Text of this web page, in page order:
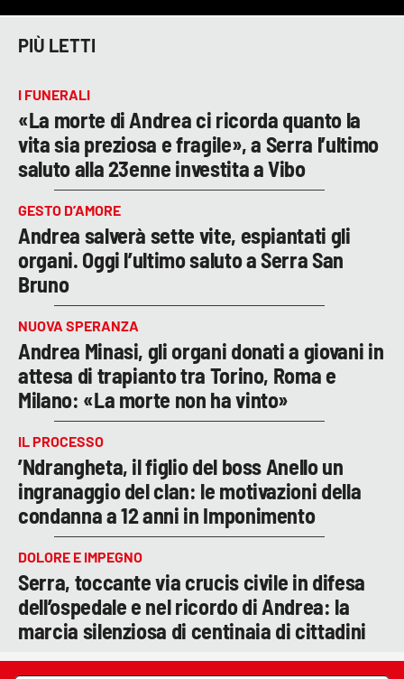
PIÙ LETTI
I FUNERALI
«La morte di Andrea ci ricorda quanto la
vita sia preziosa e fragile», a Serra l’ultimo
saluto alla 23enne investita a Vibo
GESTO D’AMORE
Andrea salverà sette vite, espiantati gli
organi. Oggi l’ultimo saluto a Serra San
Bruno
NUOVA SPERANZA
Andrea Minasi, gli organi donati a giovani in
attesa di trapianto tra Torino, Roma e
Milano: «La morte non ha vinto»
IL PROCESSO
’Ndrangheta, il figlio del boss Anello un
ingranaggio del clan: le motivazioni della
condanna a 12 anni in Imponimento
DOLORE E IMPEGNO
Serra, toccante via crucis civile in difesa
dell’ospedale e nel ricordo di Andrea: la
marcia silenziosa di centinaia di cittadini